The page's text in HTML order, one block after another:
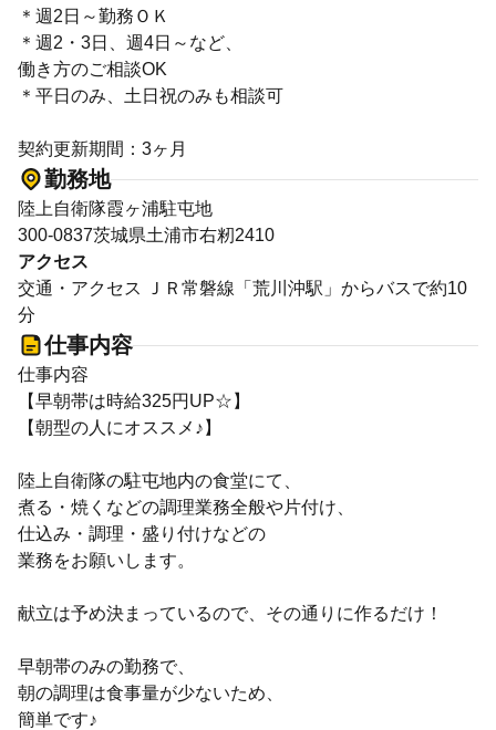
＊週2日～勤務ＯＫ
＊週2・3日、週4日～など、
働き方のご相談OK
＊平日のみ、土日祝のみも相談可
契約更新期間：3ヶ月
勤務地
陸上自衛隊霞ヶ浦駐屯地
300-0837茨城県土浦市右籾2410
アクセス
交通・アクセス ＪＲ常磐線「荒川沖駅」からバスで約10
分
仕事内容
仕事内容
【早朝帯は時給325円UP☆】
【朝型の人にオススメ♪】
陸上自衛隊の駐屯地内の食堂にて、
煮る・焼くなどの調理業務全般や片付け、
仕込み・調理・盛り付けなどの
業務をお願いします。
献立は予め決まっているので、その通りに作るだけ！
早朝帯のみの勤務で、
朝の調理は食事量が少ないため、
簡単です♪